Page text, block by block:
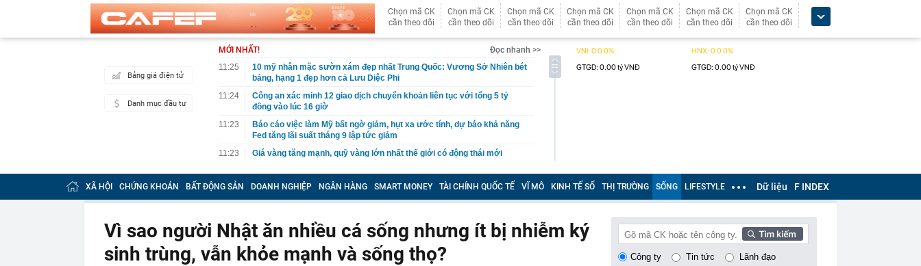
Chọn mã CK
cần theo dõi
Chọn mã CK
cần theo dõi
Chọn mã CK
cần theo dõi
Chọn mã CK
cần theo dõi
Chọn mã CK
cần theo dõi
Chọn mã CK
cần theo dõi
Chọn mã CK
cần theo dõi
Bảng giá điện tử
Danh mục đầu tư
MỚI NHẤT!
Đọc nhanh >>
11:25
10 mỹ nhân mặc sườn xám đẹp nhất Trung Quốc: Vương Sở Nhiên bét
bảng, hạng 1 đẹp hơn cả Lưu Diệc Phi
11:24
Công an xác minh 12 giao dịch chuyển khoản liên tục với tổng 5 tỷ
đồng vào lúc 16 giờ
11:23
Báo cáo việc làm Mỹ bất ngờ giảm, hụt xa ước tính, dự báo khả năng
Fed tăng lãi suất tháng 9 lập tức giảm
11:23
Giá vàng tăng mạnh, quỹ vàng lớn nhất thế giới có động thái mới
11:20
5 loại thông tin, giấy tờ người dân cần sớm tích hợp vào VNeID để
tránh bỏ lỡ quyền lợi
11:17
Giá vàng nhẫn tăng cao hơn vàng miếng
Đường đi bằng tre, nội thất bằng gỗ tái chế, du khách như bước vào
11:10
Cơ quan Thuế thông báo: Tạm hoãn xuất cảnh đối với tất cả những ai
XÃ HỘI CHỨNG KHOÁN BẤT ĐỘNG SẢN DOANH NGHIỆP NGÂN HÀNG SMART MONEY TÀI CHÍNH QUỐC TẾ VĨ MÔ KINH TẾ SỐ THỊ TRƯỜNG SỐNG LIFESTYLE Dữ liệu F INDEX
Vì sao người Nhật ăn nhiều cá sống nhưng ít bị nhiễm ký
sinh trùng, vẫn khỏe mạnh và sống thọ?
Công ty Tin tức Lãnh đạo